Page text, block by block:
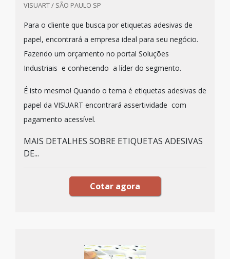
VISUART / SÃO PAULO SP
Para o cliente que busca por etiquetas adesivas de
papel, encontrará a empresa ideal para seu negócio.
Fazendo um orçamento no portal Soluções
Industriais e conhecendo a líder do segmento.
É isto mesmo! Quando o tema é etiquetas adesivas de
papel da VISUART encontrará assertividade com
pagamento acessível.
MAIS DETALHES SOBRE ETIQUETAS ADESIVAS
DE...
Cotar agora